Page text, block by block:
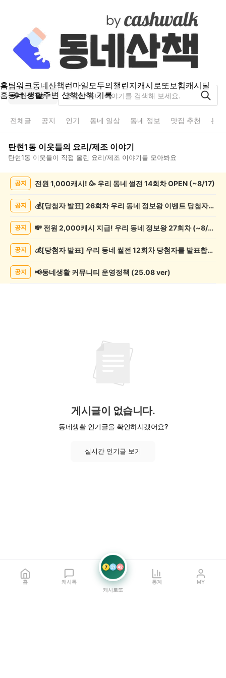
홈팀워크동네산책런마일모두의챌린지캐시로또보험캐시딜
홈동네 생활주변 산책산책 기록
탄현1동
전체글 공지 인기 동네 일상 동네 정보 맛집 추천 분
탄현1동 이웃들의 요리/제조 이야기
탄현1동 이웃들이 직접 올린 요리/제조 이야기를 모아봐요
리/
목
공지 전원 1,000캐시! 🥳 우리 동네 썰전 14회차 OPEN (~8/17)
공지 💰[당첨자 발표] 26회차 우리 동네 정보왕 이벤트 당첨자를 발표합니다!
공지 💸 전원 2,000캐시 지급! 우리 동네 정보왕 27회차 (~8/10)
공지 💰[당첨자 발표] 우리 동네 썰전 12회차 당첨자를 발표합니다!
공지 📢동네생활 커뮤니티 운영정책 (25.08 ver)
게시글이 없습니다.
동네생활 인기글을 확인하시겠어요?
실시간 인기글 보기
홈 캐시톡
7 21 42
캐시로또
통계 MY